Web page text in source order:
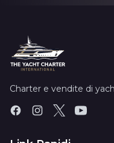
Charter e vendite di